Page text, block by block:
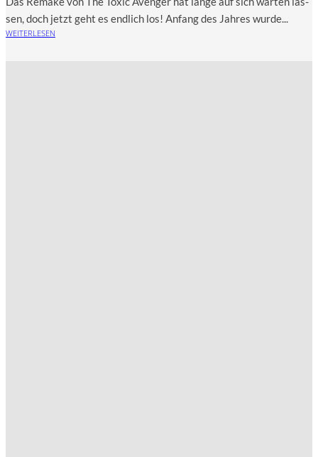
sen, doch jetzt geht es end­lich los! Anfang des Jah­res wur­de...
WEITERLESEN